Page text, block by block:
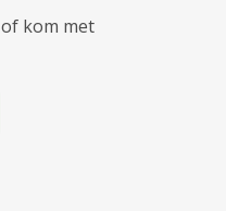
of kom met